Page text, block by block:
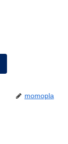
momopla